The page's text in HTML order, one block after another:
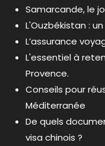
Samarcande, le
L'Ouzbékistan :
L’assurance
L'essentiel à
Provence.
Conseils pour
Méditerranée
De quels
visa chinois ?